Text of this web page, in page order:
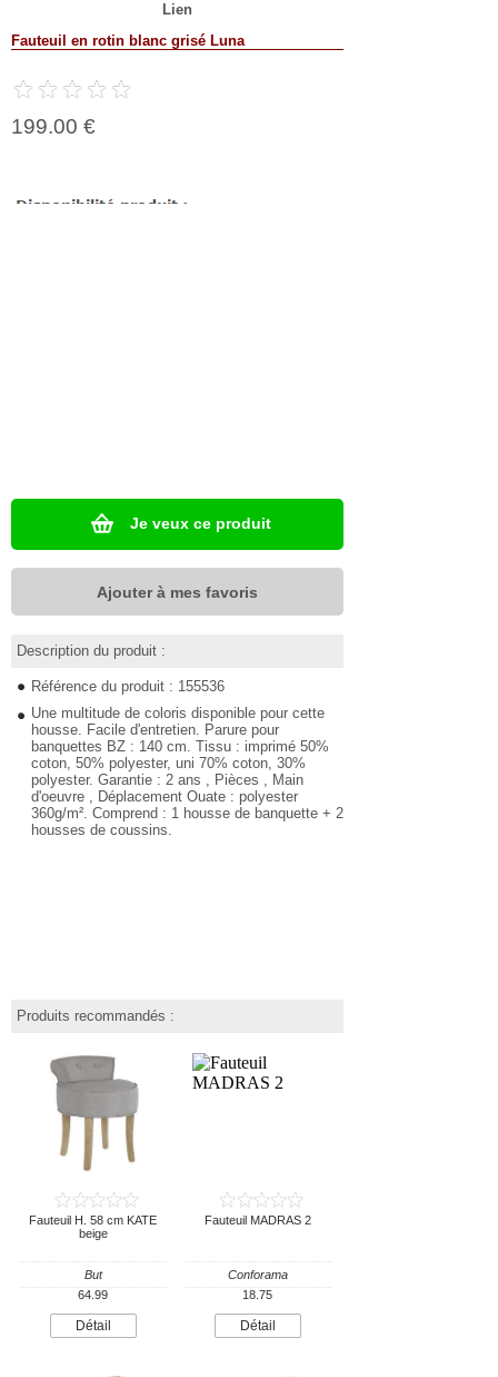
Lien
Fauteuil en rotin blanc grisé Luna
199.00 €
Je veux ce produit
Ajouter à mes favoris
Description du produit :
Référence du produit : 155536
Une multitude de coloris disponible pour cette
housse. Facile d'entretien. Parure pour
banquettes BZ : 140 cm. Tissu : imprimé 50%
coton, 50% polyester, uni 70% coton, 30%
polyester. Garantie : 2 ans , Pièces , Main
d'oeuvre , Déplacement Ouate : polyester
360g/m². Comprend : 1 housse de banquette + 2
housses de coussins.
Produits recommandés :
Fauteuil H. 58 cm KATE
beige
But
64.99
Détail
Fauteuil MADRAS 2
Conforama
18.75
Détail